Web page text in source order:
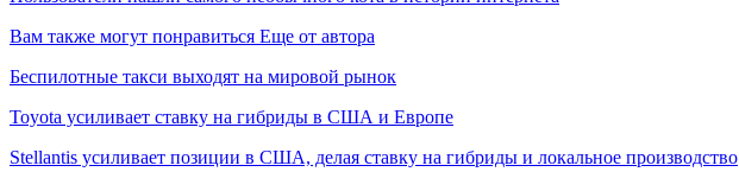
Вам также могут понравиться Еще от автора
Беспилотные такси выходят на мировой рынок
Toyota усиливает ставку на гибриды в США и Европе
Stellantis усиливает позиции в США, делая ставку на гибриды и локальное производство